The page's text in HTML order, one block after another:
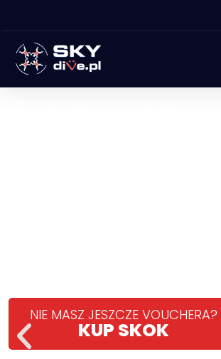
Wyskocz z samolotu i poczuj
ekscytującą podróż pełną
NIE MASZ JESZCZE VOUCHERA?
KUP SKOK